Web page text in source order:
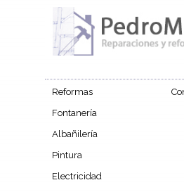
Reformas
Fontanería
Albañilería
Pintura
Electricidad